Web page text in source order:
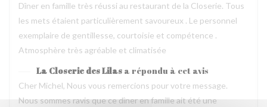
Dîner en famille très réussi au restaurant de la Closerie. Tous
les mets étaient particulièrement savoureux . Le personnel
exemplaire de gentillesse, courtoisie et compétence .
Atmosphère très agréable et climatisée
La Closerie des Lilas a répondu à cet avis
Cher Michel, Nous vous remercions pour votre message.
Nous sommes ravis que ce dîner en famille ait été une